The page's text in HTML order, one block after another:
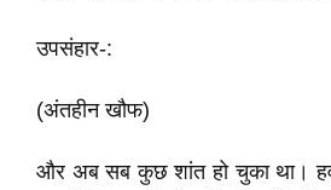
उपसंहार-:
(अंतहीन खौफ)
और अब सब कुछ शांत हो चुका था।